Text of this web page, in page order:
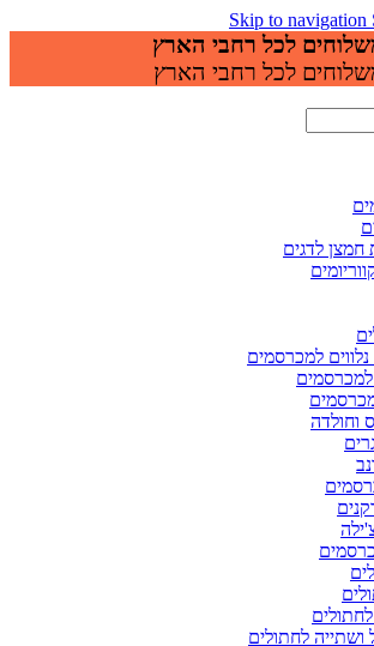
Skip to navigation
לכל רחבי הארץ
לכל רחבי הארץ
לדגים
נלווים למכרסמים
וחולדה
ושתייה לחתולים